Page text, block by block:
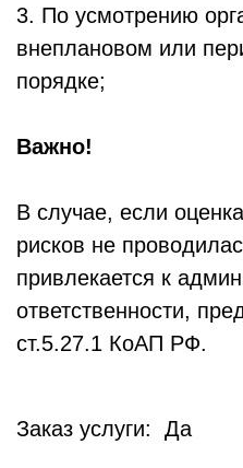
3. По усмотрению
внеплановом или
порядке;
Важно!
В случае, если
рисков не
привлекается к
ответственности,
ст.5.27.1 КоАП РФ.
Заказ услуги: Да